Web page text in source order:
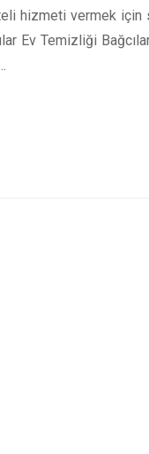
hizmeti vermek
Ev Temizliği